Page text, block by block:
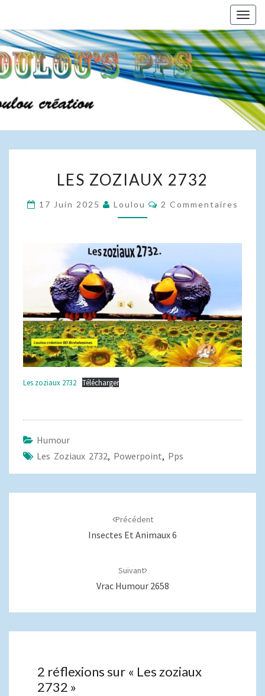
content
ZOZIAUX
LES ZOZIAUX 2732
17 Juin 2025 Loulou Commentaires
2 Commentaires
Les zoziaux 2732 Télécharger
Humour
Les Zoziaux 2732, Powerpoint, Pps
Précédent
Insectes Et Animaux 6
Suivant
Vrac Humour 2658
2 réflexions sur « Les zoziaux
2732 »